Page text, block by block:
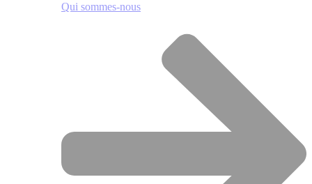
Qui sommes-nous